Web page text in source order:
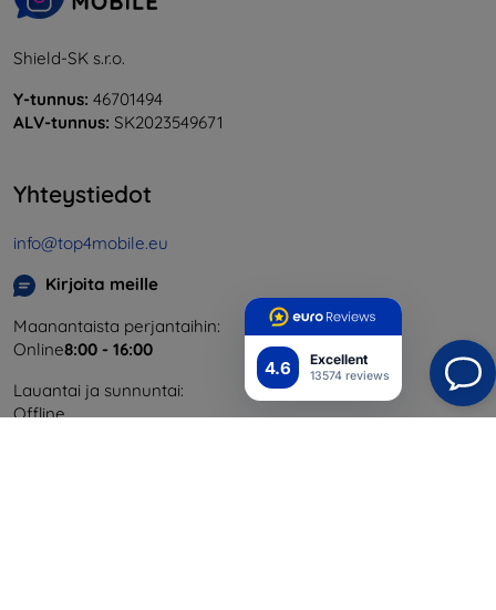
4.6 Excellent
13574 reviews
Shield-SK s.r.o.
Y-tunnus: 46701494
ALV-tunnus: SK2023549671
Yhteystiedot
info@top4mobile.eu
Kirjoita meille
Maanantaista perjantaihin:
Online8:00 - 16:00
Lauantai ja sunnuntai:
Offline